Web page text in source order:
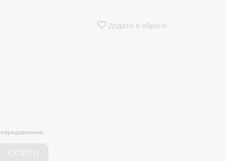
Додати в обране
КУПИТИ